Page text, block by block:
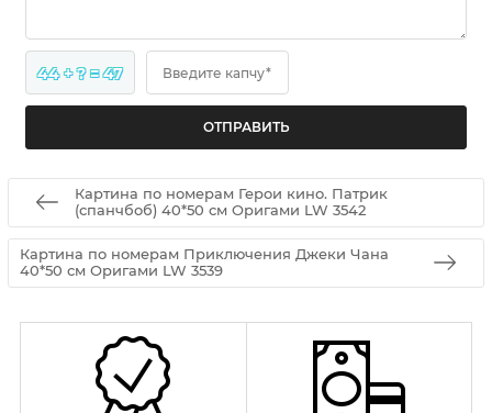
44 + ? = 47 Введите капчу*
Картина по номерам Герои кино. Патрик
(спанчбоб) 40*50 см Оригами LW 3542
Картина по номерам Приключения Джеки Чана
40*50 см Оригами LW 3539